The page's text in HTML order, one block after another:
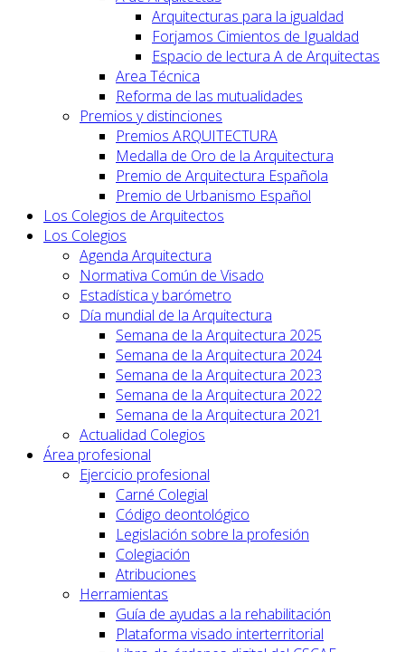
Arquitecturas para la igualdad
Forjamos Cimientos de Igualdad
Espacio de lectura A de Arquitectas
Area Técnica
Reforma de las mutualidades
Premios y distinciones
Premios ARQUITECTURA
Medalla de Oro de la Arquitectura
Premio de Arquitectura Española
Premio de Urbanismo Español
Los Colegios de Arquitectos
Los Colegios
Agenda Arquitectura
Normativa Común de Visado
Estadística y barómetro
Día mundial de la Arquitectura
Semana de la Arquitectura 2025
Semana de la Arquitectura 2024
Semana de la Arquitectura 2023
Semana de la Arquitectura 2022
Semana de la Arquitectura 2021
Actualidad Colegios
Área profesional
Ejercicio profesional
Carné Colegial
Código deontológico
Legislación sobre la profesión
Colegiación
Atribuciones
Herramientas
Guía de ayudas a la rehabilitación
Plataforma visado interterritorial